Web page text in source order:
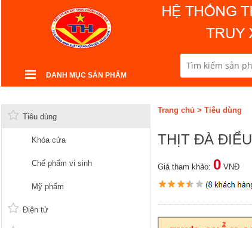
DANH MỤC SẢN PHẨM
Tiêu dùng
Khóa cửa
Chế phẩm vi sinh
Mỹ phẩm
Điện tử
Trang chủ > Tiêu dùng
THỊT ĐÀ ĐIỂU
Giá tham khảo: 0 VNĐ